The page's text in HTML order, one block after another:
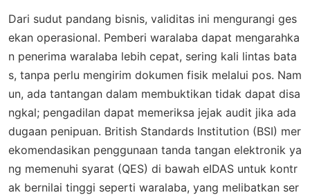
Dari sudut pandang bisnis, validitas ini mengurangi ges
ekan operasional. Pemberi waralaba dapat mengarahka
n penerima waralaba lebih cepat, sering kali lintas bata
s, tanpa perlu mengirim dokumen fisik melalui pos. Nam
un, ada tantangan dalam membuktikan tidak dapat disa
ngkal; pengadilan dapat memeriksa jejak audit jika ada
dugaan penipuan. British Standards Institution (BSI) mer
ekomendasikan penggunaan tanda tangan elektronik ya
ng memenuhi syarat (QES) di bawah eIDAS untuk kontr
ak bernilai tinggi seperti waralaba, yang melibatkan ser